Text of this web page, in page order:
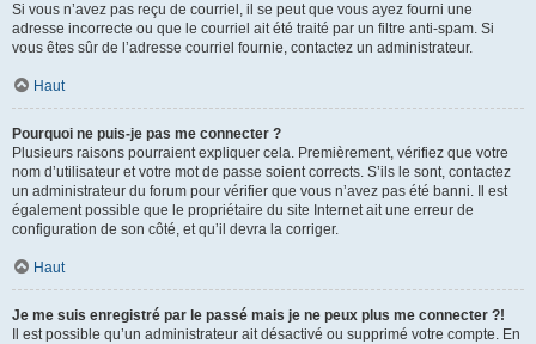
Si vous n’avez pas reçu de courriel, il se peut que vous ayez fourni une
adresse incorrecte ou que le courriel ait été traité par un filtre anti-spam. Si
vous êtes sûr de l’adresse courriel fournie, contactez un administrateur.
Haut
Pourquoi ne puis-je pas me connecter ?
Plusieurs raisons pourraient expliquer cela. Premièrement, vérifiez que votre
nom d’utilisateur et votre mot de passe soient corrects. S’ils le sont, contactez
un administrateur du forum pour vérifier que vous n’avez pas été banni. Il est
également possible que le propriétaire du site Internet ait une erreur de
configuration de son côté, et qu’il devra la corriger.
Haut
Je me suis enregistré par le passé mais je ne peux plus me connecter ?!
Il est possible qu’un administrateur ait désactivé ou supprimé votre compte. En